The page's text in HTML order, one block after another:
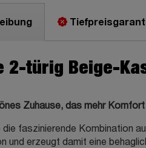
2-türig Beige-
Zuhause, das mehr
die faszinierende Kombination
und erzeugt damit eine